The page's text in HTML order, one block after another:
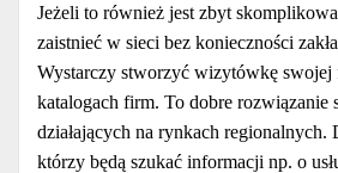
Jeżeli to również jest zbyt
zaistnieć w sieci bez konieczności
Wystarczy stworzyć wizytówkę
katalogach firm. To dobre rozwiązanie
działających na rynkach
którzy będą szukać informacji np. o